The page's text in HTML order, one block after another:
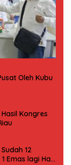
Oleh Kubu
Kongres
12
Emas lagi Hari